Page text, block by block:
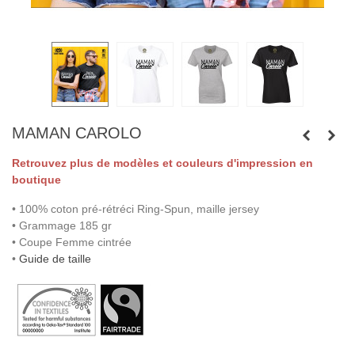
MAMAN CAROLO
Retrouvez plus de modèles et couleurs d'impression en
boutique
• 100% coton pré-rétréci Ring-Spun, maille jersey
• Grammage 185 gr
• Coupe Femme cintrée
• Guide de taille